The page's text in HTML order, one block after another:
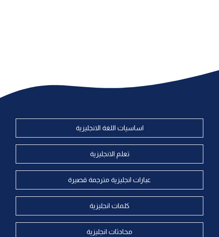
اساسيات اللغة الانجليزية
تعلم الانجليزية
عبارات انجليزية مترجمة قصيرة
كلمات انجليزية
محادثات انجليزية